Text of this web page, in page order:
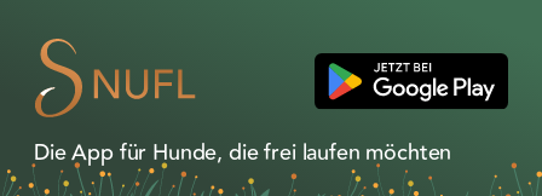
Die App für Hunde, die frei laufen möchten